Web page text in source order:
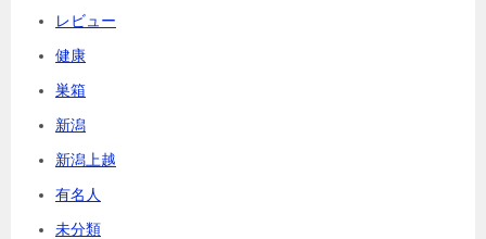
レビュー
健康
巣箱
新潟
新潟上越
有名人
未分類